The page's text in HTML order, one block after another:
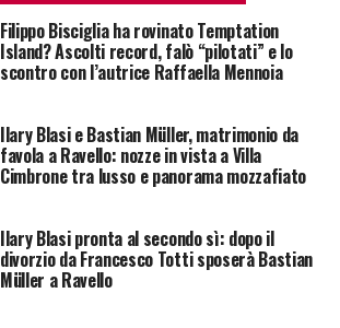
Filippo Bisciglia ha rovinato Temptation
Island? Ascolti record, falò “pilotati” e lo
scontro con l’autrice Raffaella Mennoia
Ilary Blasi e Bastian Müller, matrimonio da
favola a Ravello: nozze in vista a Villa
Cimbrone tra lusso e panorama mozzafiato
Ilary Blasi pronta al secondo sì: dopo il
divorzio da Francesco Totti sposerà Bastian
Müller a Ravello